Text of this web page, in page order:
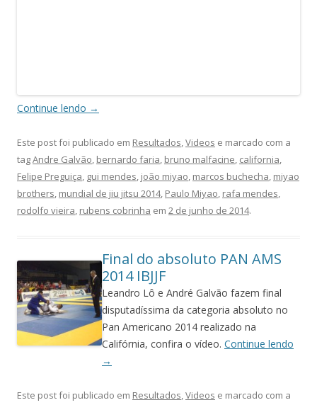
Continue lendo →
Este post foi publicado em Resultados Videos e marcado com a
tagAndre Galvão bernardo faria bruno malfacine california
Felipe Preguiça gui mendes joão miyao marcos buchecha miyao
brothers mundial de jiu jitsu 2014, Paulo Miyao rafa mendes
rodolfo vieira rubens cobrinha em 2 de junho de 2014.
Final do absoluto PAN AMS
2014 IBJJF
Leandro Lô e André Galvão fazem final
disputadíssima da categoria absoluto no
Pan Americano 2014 realizado na
Califórnia, confira o vídeo. Continue lendo
→
Este post foi publicado em Resultados,Videos e marcado com a